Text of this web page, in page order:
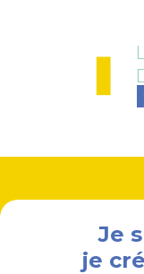
Je
je